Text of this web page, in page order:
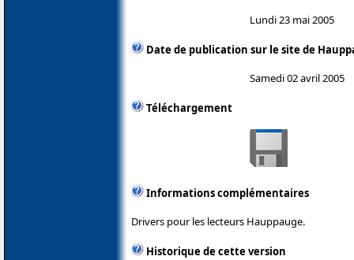
Lundi 23 mai 2005
Date de publication sur le site de
Samedi 02 avril 2005
Téléchargement
Informations complémentaires
Drivers pour les lecteurs Hauppauge.
Historique de cette version